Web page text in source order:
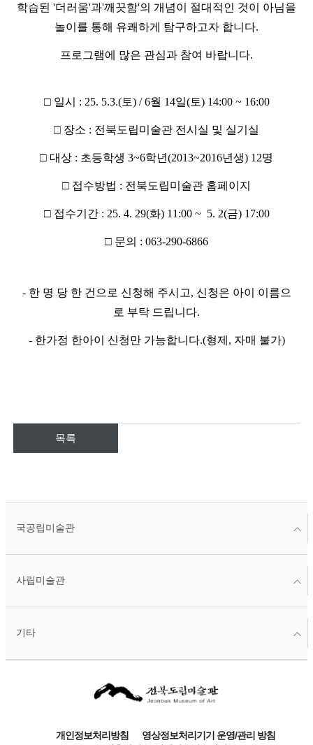
학습된 '더러움'과'깨끗함'의 개념이 절대적인 것이 아님을
놀이를 통해 유쾌하게 탐구하고자 합니다.
프로그램에 많은 관심과 참여 바랍니다.
□ 일시 : 25. 5.3.(토) / 6월 14일(토) 14:00 ~ 16:00
□ 장소 : 전북도립미술관 전시실 및 실기실
□ 대상 : 초등학생 3~6학년(2013~2016년생) 12명
□ 접수방법 : 전북도립미술관 홈페이지
□ 접수기간 : 25. 4. 29(화) 11:00 ~ 5. 2(금) 17:00
□ 문의 : 063-290-6866
- 한 명 당 한 건으로 신청해 주시고, 신청은 아이 이름으
로 부탁 드립니다.
- 한가정 한아이 신청만 가능합니다.(형제, 자매 불가)
목록
국공립미술관
사립미술관
기타
개인정보처리방침
영상정보처리기기 운영/관리 방침